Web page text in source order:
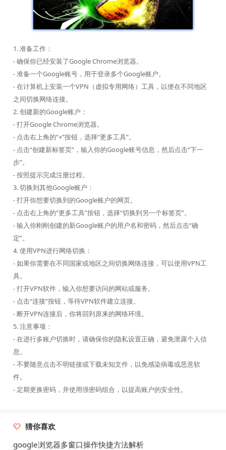
1. 准备工作：
- 确保你已经安装了Google Chrome浏览器。
- 准备一个Google账号，用于登录多个Google账户。
- 在计算机上安装一个VPN（虚拟专用网络）工具，以便在不同地区
之间切换网络连接。
2. 创建新的Google账户：
- 打开Google Chrome浏览器。
- 点击右上角的“+”按钮，选择“更多工具”。
- 点击“创建新标签页”，输入你的Google账号信息，然后点击“下一
步”。
- 按照提示完成注册过程。
3. 切换到其他Google账户：
- 打开你想要切换到的Google账户的网页。
- 点击右上角的“更多工具”按钮，选择“切换到另一个标签页”。
- 输入你刚刚创建的新Google账户的用户名和密码，然后点击“确
定”。
4. 使用VPN进行网络切换：
- 如果你需要在不同国家或地区之间切换网络连接，可以使用VPN工
具。
- 打开VPN软件，输入你想要访问的网站或服务。
- 点击“连接”按钮，等待VPN软件建立连接。
- 断开VPN连接后，你将回到原来的网络环境。
5. 注意事项：
- 在进行多账户切换时，请确保你的隐私设置正确，避免泄露个人信
息。
- 不要随意点击不明链接或下载未知文件，以免感染病毒或恶意软
件。
- 定期更换密码，并使用强密码组合，以提高账户的安全性。
猜你喜欢
google浏览器多窗口操作快捷方法解析